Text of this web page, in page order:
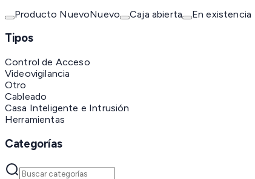
Producto NuevoNuevo Caja abierta En existencia
Tipos
Control de Acceso
Videovigilancia
Otro
Cableado
Casa Inteligente e Intrusión
Herramientas
Categorías